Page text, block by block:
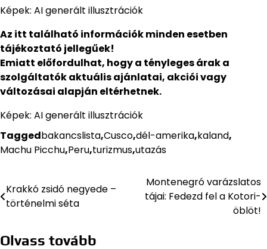
Képek: AI generált illusztrációk
Az itt található információk minden esetben
tájékoztató jellegűek!
Emiatt előfordulhat, hogy a tényleges árak a
szolgáltatók aktuális ajánlatai, akciói vagy
változásai alapján eltérhetnek.
Képek: AI generált illusztrációk
Taggedbakancslista,Cusco,dél-amerika,kaland,
Machu Picchu,Peru,turizmus,utazás
Bejegyzés
navigáció
Krakkó zsidó negyede –
történelmi séta
Montenegró varázslatos
tájai: Fedezd fel a Kotori-
öblöt!
Olvass tovább